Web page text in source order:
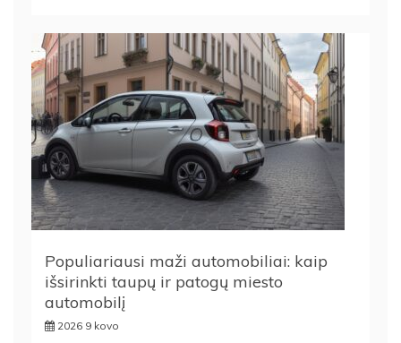
Populiariausi maži automobiliai: kaip
išsirinkti taupų ir patogų miesto
automobilį
2026 9 kovo